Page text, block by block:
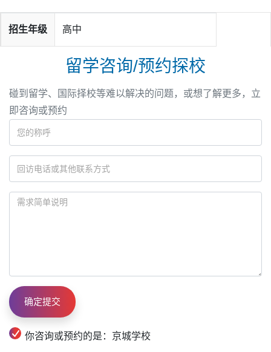
招生年级 高中
留学咨询/预约探校
碰到留学、国际择校等难以解决的问题，或想了解更多，立
即咨询或预约
你咨询或预约的是：京城学校